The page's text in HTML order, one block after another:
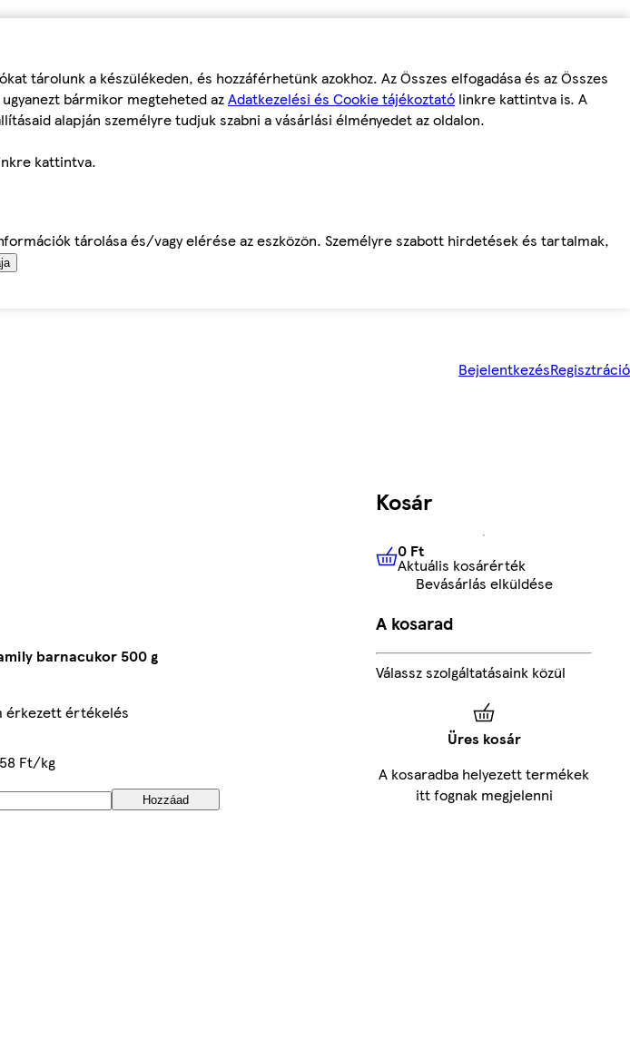
tárolunk a készülékeden, és hozzáférhetünk azokhoz. Az Összes elfogadása és az Összes
bármikor megteheted azAdatkezelési és Cookie tájékoztató linkre kattintva is. A
alapján személyre tudjuk szabni a vásárlási élményedet az oldalon.
kattintva.
tárolása és/vagy elérése az eszközön. Személyre szabott hirdetések és tartalmak,
BejelentkezésRegisztráció
barnacukor 500 g
érkezett értékelés
Ft/kg
Hozzáad
Kosár
0 FtAktuális kosárérték
0 Ft
Aktuális kosárérték
Bevásárlás elküldése
A kosarad
Válassz szolgáltatásaink közül
Üres kosár
A kosaradba helyezett termékek
itt fognak megjelenni